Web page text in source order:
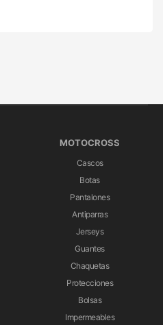
MOTOCROSS
Cascos
Botas
Pantalones
Antiparras
Jerseys
Guantes
Chaquetas
Protecciones
Bolsas
Impermeables